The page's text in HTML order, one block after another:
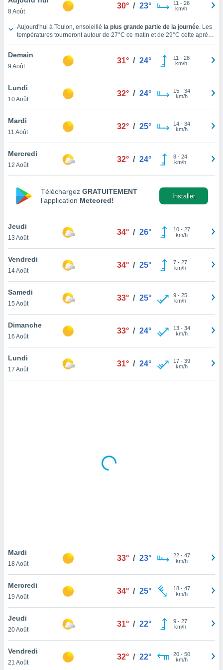
et
au
qu'ils
ou
de
le
ainsi
un
en
de
votre
à
en
au
que
la
et que
ne
8 Août
30° / 23° 11 - 26
km/h
Météo Toulon Aujourd'hui
Aujourd'hui à Toulon, ensoleillé la plus grande partie de la journée. Les
températures tourneront autour de 27°C ce matin et de 29°C cette après-
midi. Des températures proches des26°Csont attenduescette nuit.Des
vents de Ouest sont attendus tout au long de la journée avec une vitesse
moyenne de
11 km/h.
Demain
9 Août
31° / 24° 11 - 28
km/h
Lundi
10 Août
32° / 24° 15- 34
km/h
Mardi
11 Août
32° / 25° 14- 34
km/h
Mercredi
12 Août
32° / 24° 8- 24
km/h
Téléchargez GRATUITEMENT
l’application Meteored!
Installer
Jeudi
13 Août
34° / 26° 10- 27
km/h
Vendredi
14 Août
34° / 25° 7- 27
km/h
Samedi
15 Août
33° / 25° 9- 25
km/h
Dimanche
16 Août
33° / 24° 13- 34
km/h
Lundi
17 Août
31° / 24° 17- 39
km/h
Mardi
18 Août
33° / 23° 22- 47
km/h
Mercredi
19 Août
34° / 25° 18- 47
km/h
Jeudi
20 Août
31° / 22° 9- 27
km/h
Vendredi
21 Août
32° / 22° 20- 50
km/h